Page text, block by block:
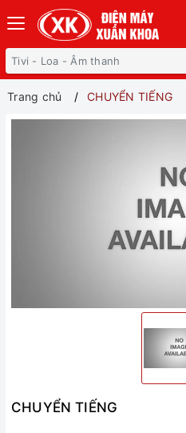
Trang chủ CHUYỂN TIẾNG
CHUYỂN TIẾNG